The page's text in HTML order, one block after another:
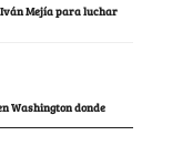
Mejía para luchar
Washington donde